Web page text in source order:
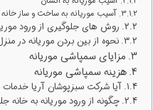
آسیب موریانه به ساخت و ساز خانه
روش های جلوگیری از ورود
نحوه از بین بردن موریانه در
مزایای سمپاشی موریانه
هزینه سمپاشی موریانه
آیا شرکت سبزپوشان آریا
چگونه از ورود موریانه به خانه